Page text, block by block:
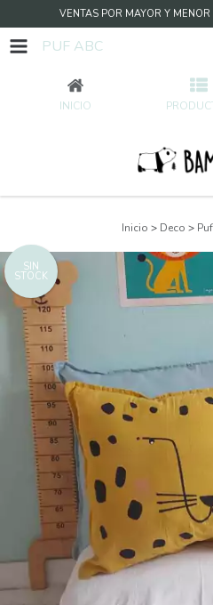
VENTAS POR MAYOR Y
PUF ABC
INICIO
Inicio > Deco >
SIN
STOCK